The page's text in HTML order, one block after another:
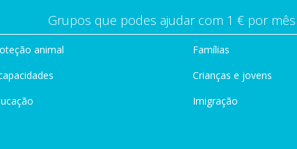
Grupos que podes ajudar com 1 € por mês
animal
Famílias
Crianças e jovens
Imigração